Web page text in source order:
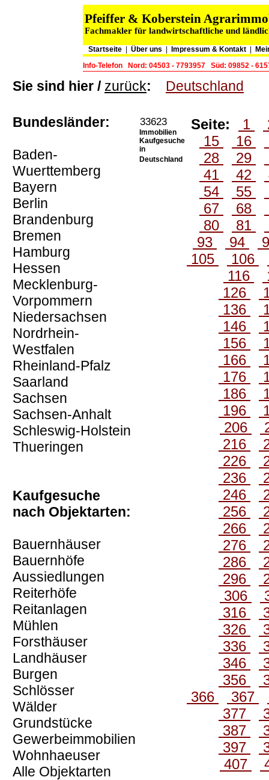
Pfeiffer & Koberstein
Fachmakler für landwirtschaftliche und
Startseite Über uns Impressum & Kontakt
Info-Telefon
Nord: 04503 - 7793957 Süd: 09852 -
Sie sind hier / zurück: Deutschland
Bundesländer:
Baden-
Wuerttemberg
Bayern
Berlin
Brandenburg
Bremen
Hamburg
Hessen
Mecklenburg-
Vorpommern
Niedersachsen
Nordrhein-
Westfalen
Rheinland-Pfalz
Saarland
Sachsen
Sachsen-Anhalt
Schleswig-Holstein
Thueringen
Kaufgesuche
nach Objektarten:
Bauernhäuser
Bauernhöfe
Aussiedlungen
Reiterhöfe
Reitanlagen
Mühlen
Forsthäuser
Landhäuser
Burgen
Schlösser
Wälder
Grundstücke
Gewerbeimmobilien
Wohnhaeuser
Alle Objektarten
33623
Immobilien
Kaufgesuche
in
Deutschland
Seite: 1
15
16
28
29
41
42
54
55
67
68
80
81
93
94
105
106
116
126
136
146
156
166
176
186
196
206
216
226
236
246
256
266
276
286
296
306
316
326
336
346
356
366
367
377
387
397
407